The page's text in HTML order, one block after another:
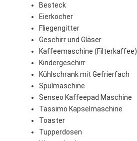
Besteck
Eierkocher
Fliegengitter
Geschirr und Gläser
Kaffeemaschine (Filterkaffee)
Kindergeschirr
Kühlschrank mit Gefrierfach
Spülmaschine
Senseo Kaffeepad Maschine
Tassimo Kapselmaschine
Toaster
Tupperdosen